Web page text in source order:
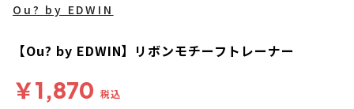
Ou? by EDWIN
【Ou? by EDWIN】リボンモチーフトレーナー
￥1,870 税込